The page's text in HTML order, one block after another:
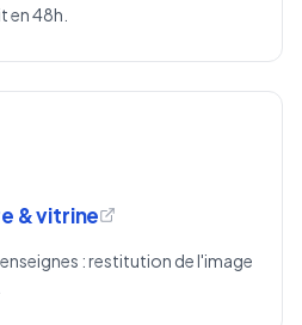
en 48h.
& vitrine
: restitution de l'image